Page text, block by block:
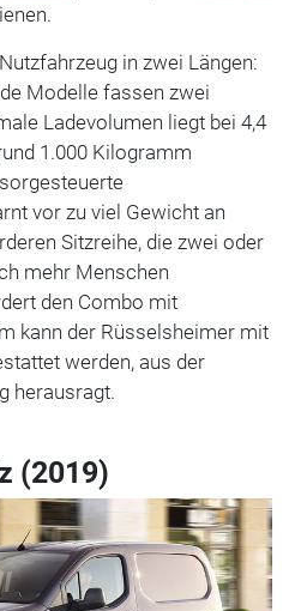
in zwei Längen:
Modelle fassen zwei
Ladevolumen liegt bei 4,4
1.000 Kilogramm
vor zu viel Gewicht an
Sitzreihe, die zwei oder
mehr Menschen
den Combo mit
kann der Rüsselsheimer mit
werden, aus der
herausragt.
(2019)